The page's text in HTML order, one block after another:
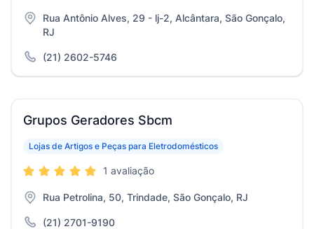
Rua Antônio Alves, 29 - lj-2, Alcântara, São Gonçalo,
RJ
(21) 2602-5746
Grupos Geradores Sbcm
Lojas de Artigos e Peças para Eletrodomésticos
1 avaliação
Rua Petrolina, 50, Trindade, São Gonçalo, RJ
(21) 2701-9190